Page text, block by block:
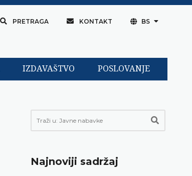
PRETRAGA KONTAKT BS
IZDAVAŠTVO POSLOVANJE
Najnoviji sadržaj